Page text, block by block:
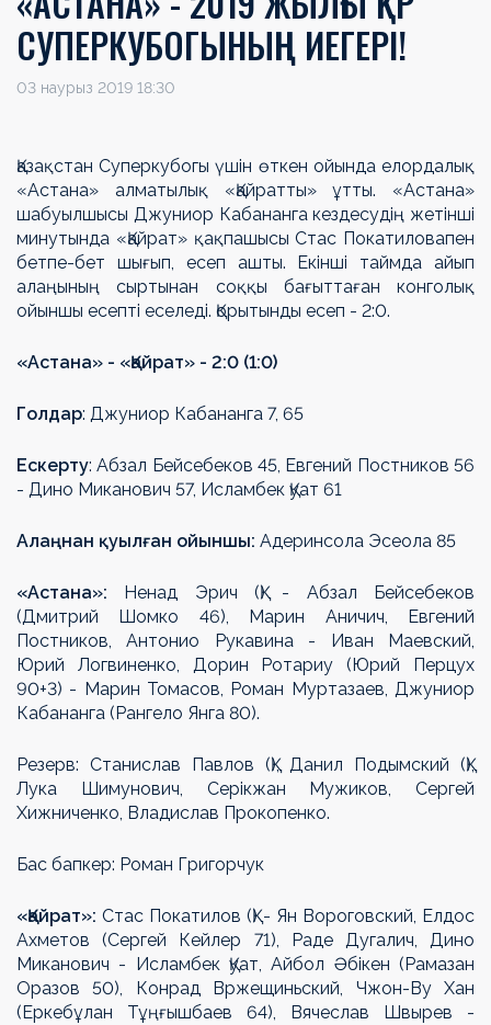
СУПЕРКУБОГЫНЫҢ ИЕГЕРІ!
03 наурыз 2019 18:30
Қазақстан Суперкубогы үшін өткен ойында елордалық
«Астана» алматылық «Қайратты» ұтты. «Астана»
шабуылшысы Джуниор Кабананга кездесудің жетінші
минутында «Қайрат» қақпашысы Стас Покатиловапен
бетпе-бет шығып, есеп ашты. Екінші таймда айып
алаңының сыртынан соққы бағыттаған конголық
ойыншы есепті еселеді. Қорытынды есеп - 2:0.
«Астана» - «Қайрат» - 2:0 (1:0)
Голдар: Джуниор Кабананга 7, 65
Ескерту: Абзал Бейсебеков 45, Евгений Постников 56
- Дино Миканович 57, Исламбек Қуат 61
Алаңнан қуылған ойыншы: Адеринсола Эсеола 85
«Астана»: Ненад Эрич (Қ) - Абзал Бейсебеков
(Дмитрий Шомко 46), Марин Аничич, Евгений
Постников, Антонио Рукавина - Иван Маевский,
Юрий Логвиненко, Дорин Ротариу (Юрий Перцух
90+3) - Марин Томасов, Роман Муртазаев, Джуниор
Кабананга (Рангело Янга 80).
Резерв: Станислав Павлов (Қ), Данил Подымский (Қ),
Лука Шимунович, Серікжан Мужиков, Сергей
Хижниченко, Владислав Прокопенко.
Бас бапкер: Роман Григорчук
«Қайрат»: Стас Покатилов (Қ) - Ян Вороговский, Елдос
Ахметов (Сергей Кейлер 71), Раде Дугалич, Дино
Миканович - Исламбек Қуат, Айбол Әбікен (Рамазан
Оразов 50), Конрад Вржещиньский, Чжон-Ву Хан
(Еркебұлан Тұңғышбаев 64), Вячеслав Швырев -